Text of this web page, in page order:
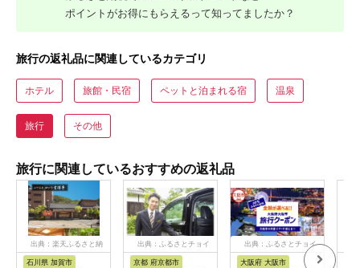
ポイントがお得にもらえるって知ってましたか？
旅行の返礼品に関連しているカテゴリ
ホテル 旅館・民宿 ペットと泊まれる宿 温泉
旅行 その他
旅行に関連しているおすすめの返礼品
出典：楽天ふるさと納
石川県 加賀市
出典：ふるさとチョイ
京都 府京都市
出典：ふるさとチョイ
大阪府 大阪市